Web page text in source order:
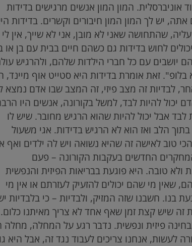
אוניברסלית. המון המון אנשים מרגישים בדידות
יש לך המון המון חיבורים וקשרים. בדידות
שהתחושה שאני לא מובן, אני לא שייך, אין לי
לחוש בדידות גם כשהם חיים בבית עם בן או
יושבים עם כל חברי הילדות שלהם, ולהרגיש
זאת אומרת בדידות היא סטייט אוף מיינד,
לבדיות זה מצב פיזי, זה המצב שבו אדם נמצא
יכול להיות לבד, למשל בקורונה, אנשים היו
אבל יכול להיות שהוא הרגיש מחובר. שיש לו
הלב ואז הוא לא הרגיש בדידות. אגי משעול
טוב לאישה זה שהיא נשואה ויש לה ילדים ואף
החדשים בעקבות הקורונה – פעם
ולא טובה. היא פוגעת בבריאות הפיזית והנפשית
שאין מי שהם יכולים להזעיק לעזרתם או אין מי
חשבנו שזה המזיק, ולבדיות – כי בלבדיות
זה שיש קצת זמן שאף אחד לא צריך מאיתנו כלום.
פיזית ונפשית. נדבר רגע על המחלה, מחלה
לעשות, אנחנו צריכים לעבוד נגד זה, אבל היא